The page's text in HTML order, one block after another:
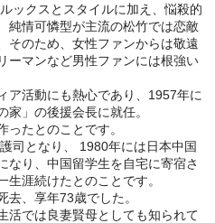
ックスとスタイルに加え、悩殺的
純情可憐型が主流の松竹では恋敵
そのため、女性ファンからは敬遠
ーマンなど男性ファンには根強い
ア活動にも熱心であり、1957年に
」の後援会長に就任。
ったとのことです。
司となり、 1980年には日本中国
なり、中国留学生を自宅に寄宿さ
涯続けたとのことです。
、享年73歳でした。
活では良妻賢母としても知られて